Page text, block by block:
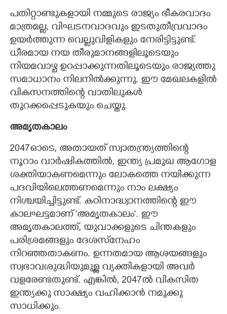
പതിറ്റാണ്ടുകളായി നമ്മുടെ രാജ്യം ഭീകരവാദം
മാത്രമല്ല, വിഘടനവാദവും ഇടതുതീവ്രവാദം
ഉയർത്തുന്ന വെല്ലുവിളികളും നേരിട്ടിട്ടുണ്ട്.
ധീരമായ നയ തീരുമാനങ്ങളിലൂടെയും
നിയമവാഴ്ച ഉറപ്പാക്കുന്നതിലൂടെയും രാജ്യത്തു
സമാധാനം നിലനിൽക്കുന്നു. ഈ മേഖലകളിൽ
വികസനത്തിന്റെ വാതിലുകൾ
തുറക്കപ്പെടുകയും ചെയ്തു.
അമൃതകാലം
2047ഓടെ, അതായത് സ്വാതന്ത്ര്യത്തിന്റെ
നൂറാം വാർഷികത്തിൽ, ഇന്ത്യ പ്രമുഖ ആഗോള
ശക്തിയാകണമെന്നും ലോകത്തെ നയിക്കുന്ന
പദവിയിലെത്തണമെന്നും നാം ലക്ഷ്യം
നിശ്ചയിച്ചിട്ടുണ്ട്. കഠിനാദ്ധ്വാനത്തിന്റെ ഈ
കാലഘട്ടമാണ് 'അമൃതകാലം'. ഈ
അമൃതകാലത്ത്, യുവാക്കളുടെ ചിന്തകളും
പരിശ്രമങ്ങളും ദേശസ്‌നേഹം
നിറഞ്ഞതാകണം. ഉന്നതമായ ആശയങ്ങളും
സ്വഭാവശുദ്ധിയുമുള്ള വ്യക്തികളായി അവർ
വളരേണ്ടതുണ്ട്. എങ്കിൽ, 2047ൽ വികസിത
ഇന്ത്യക്കു സാക്ഷ്യം വഹിക്കാൻ നമുക്കു
സാധിക്കും.
Share this link